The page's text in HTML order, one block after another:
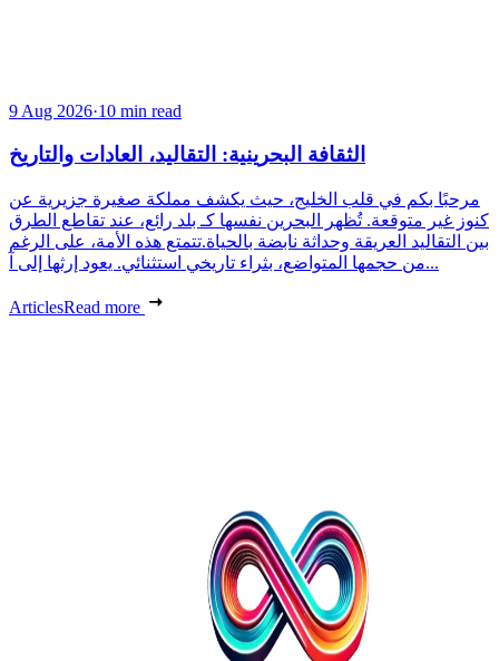
9 Aug 2026·10 min read
الثقافة البحرينية: التقاليد، العادات والتاريخ
مرحبًا بكم في قلب الخليج، حيث يكشف مملكة صغيرة جزيرية عن
كنوز غير متوقعة. تُظهر البحرين نفسها كـ بلد رائع، عند تقاطع الطرق
بين التقاليد العريقة وحداثة نابضة بالحياة.تتمتع هذه الأمة، على الرغم
من حجمها المتواضع، بثراء تاريخي استثنائي. يعود إرثها إلى آ...
ArticlesRead more